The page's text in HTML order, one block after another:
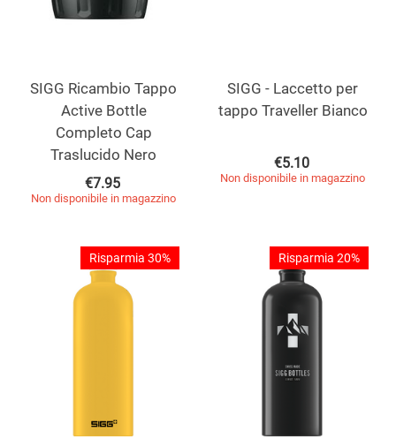
SIGG Ricambio Tappo
Active Bottle
Completo Cap
Traslucido Nero
€7.95
Non disponibile in magazzino
SIGG - Laccetto per
tappo Traveller Bianco
€5.10
Non disponibile in magazzino
Risparmia 30% Risparmia 20%